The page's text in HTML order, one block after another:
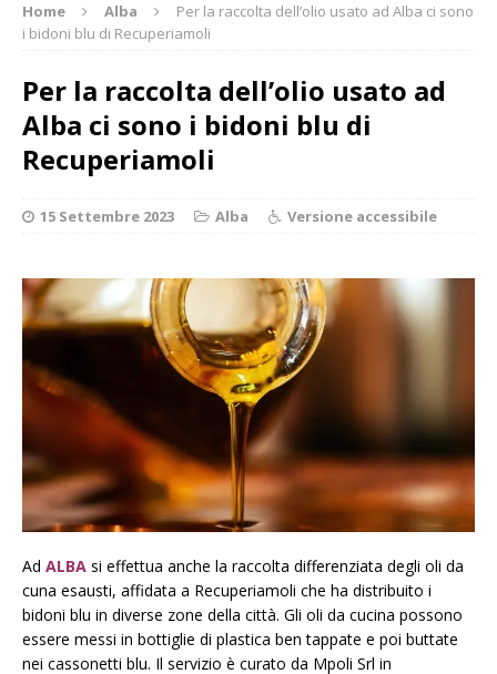
Home Alba
Per la raccolta dell’olio usato ad Alba ci sono
i bidoni blu di Recuperiamoli
Per la raccolta dell’olio usato ad
Alba ci sono i bidoni blu di
Recuperiamoli
15 Settembre 2023 Alba Versione accessibile
Ad ALBA si effettua anche la raccolta differenziata degli oli da
cuna esausti, affidata a Recuperiamoli che ha distribuito i
bidoni blu in diverse zone della città. Gli oli da cucina possono
essere messi in bottiglie di plastica ben tappate e poi buttate
nei cassonetti blu. Il servizio è curato da Mpoli Srl in